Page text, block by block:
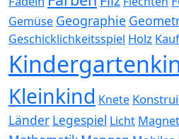
Gemüse Geographie
Geschicklichkeitsspiel Holz
Kleinkind Knete
Länder Legespiel Licht